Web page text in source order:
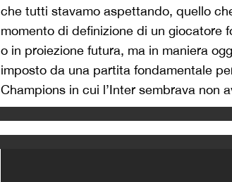
che tutti stavamo aspettando, quello
momento di definizione di un giocatore
o in proiezione futura, ma in maniera
imposto da una partita fondamentale
Champions in cui l’Inter sembrava non